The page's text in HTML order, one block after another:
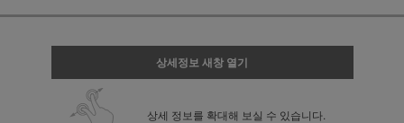
상세정보 새창 열기
상세 정보를 확대해 보실 수 있습니다.